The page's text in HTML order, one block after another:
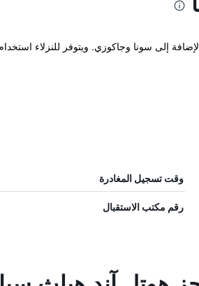
وقت تسجيل المغادرة
رقم مكتب الاستقبال